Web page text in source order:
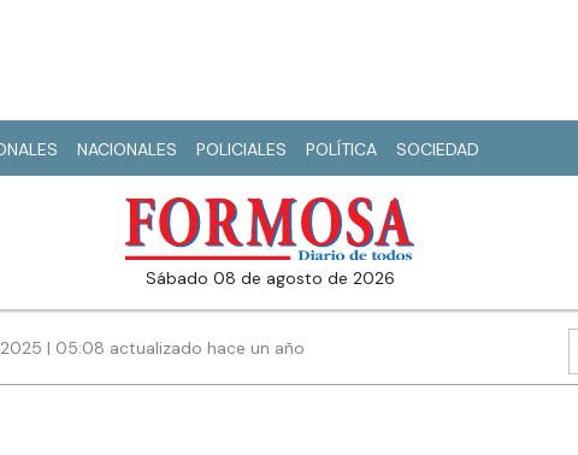
NACIONALES POLICIALES POLÍTICA SOCIEDAD
sábado 08 de agosto de 2026
| 05:08 actualizado hace un año